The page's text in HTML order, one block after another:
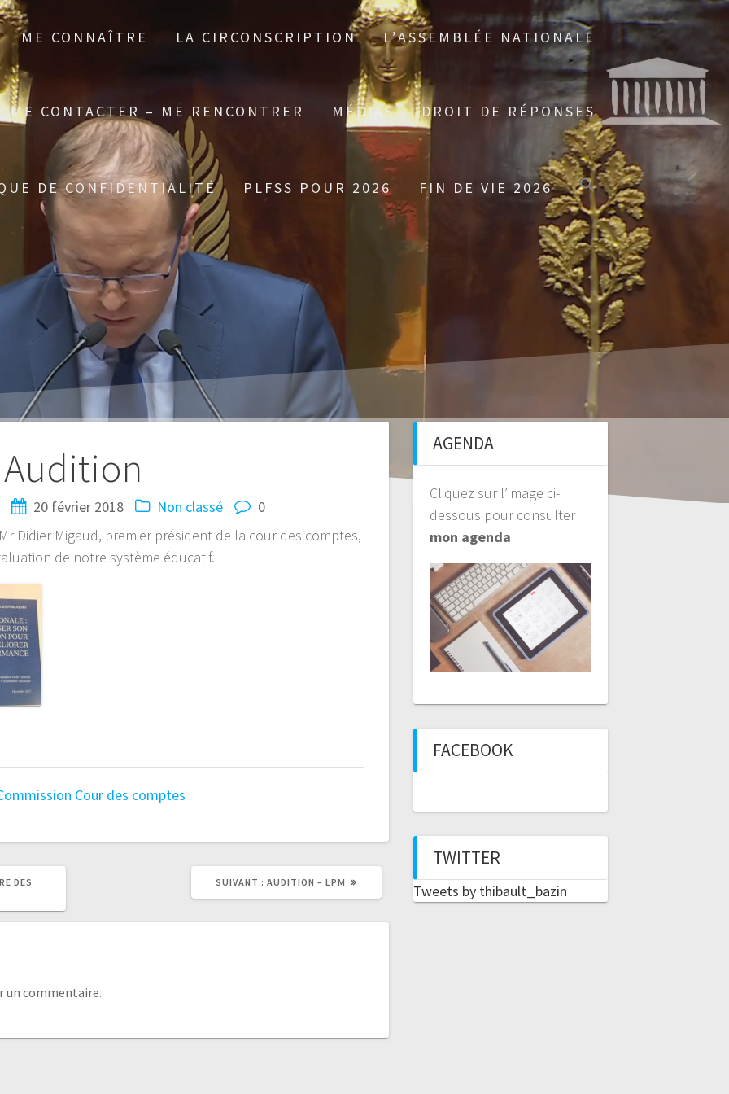
ME CONNAÎTRE LA CIRCONSCRIPTION L’ASSEMBLÉE NATIONALE
ME CONTACTER – ME RENCONTRER MÉDIAS DROIT DE RÉPONSES
DE CONFIDENTIALITÉ PLFSS POUR 2026 FIN DE VIE 2026
Audition
20 février 2018 Non classé
0
Didier Migaud, premier président de la cour des comptes,
de notre système éducatif.
Cour des comptes
DES
SUIVANT : AUDITION – LPM
un commentaire.
AGENDA
Cliquez sur l’image ci-
dessous pour consulter
mon agenda
FACEBOOK
TWITTER
Tweets by thibault_bazin